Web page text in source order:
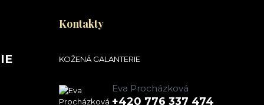
Kontakty
KOŽENÁ GALANTERIE
Eva Procházková
+420 776 337 474